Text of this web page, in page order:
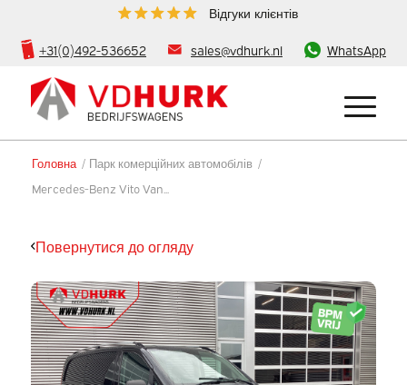
Відгуки клієнтів
+31(0)492-536652 sales@vdhurk.nl WhatsApp
Головна / Парк комерційних автомобілів /
Mercedes-Benz Vito Van...
Повернутися до огляду